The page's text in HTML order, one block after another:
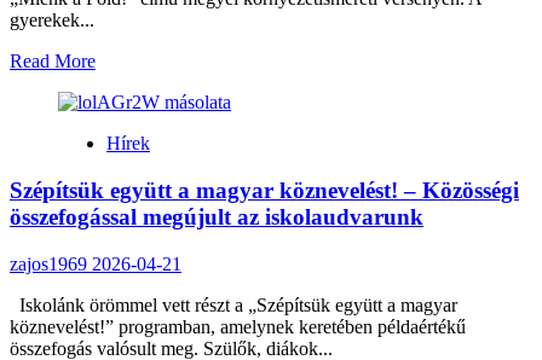
gyerekek...
Read MoreRead
about
versenyeredmények
Föld
Napján
Hírek
Szépítsük együtt a magyar köznevelést! – Közösségi
összefogással megújult az iskolaudvarunk
zajos1969 2026-04-21
Iskolánk örömmel vett részt a „Szépítsük együtt a magyar
köznevelést!” programban, amelynek keretében példaértékű
összefogás valósult meg. Szülők, diákok...